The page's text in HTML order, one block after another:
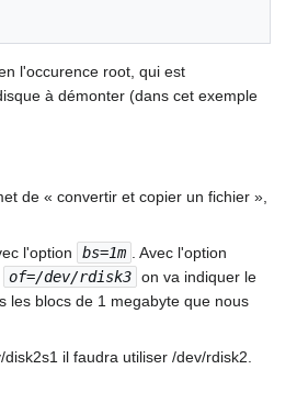
l'occurence root, qui est
à démonter (dans cet exemple
de « convertir et copier un fichier »,
l'option bs=1m . Avec l'option
of=/dev/rdisk3 on va indiquer le
les blocs de 1 megabyte que nous
il faudra utiliser /dev/rdisk2.